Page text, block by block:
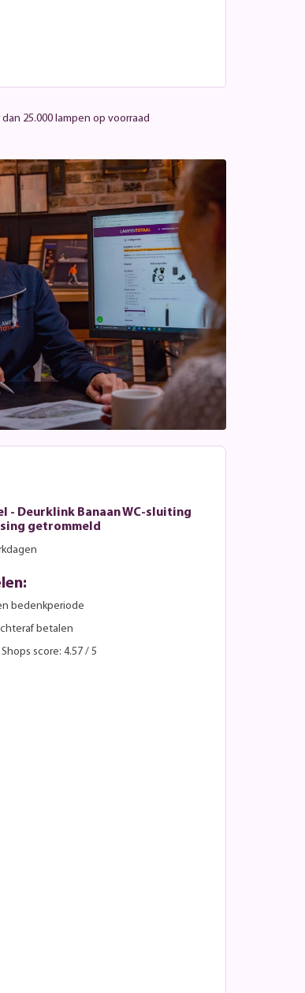
25.000 lampen op voorraad
- Deurklink Banaan WC-sluiting
getrommeld
bedenkperiode
betalen
score: 4.57 / 5